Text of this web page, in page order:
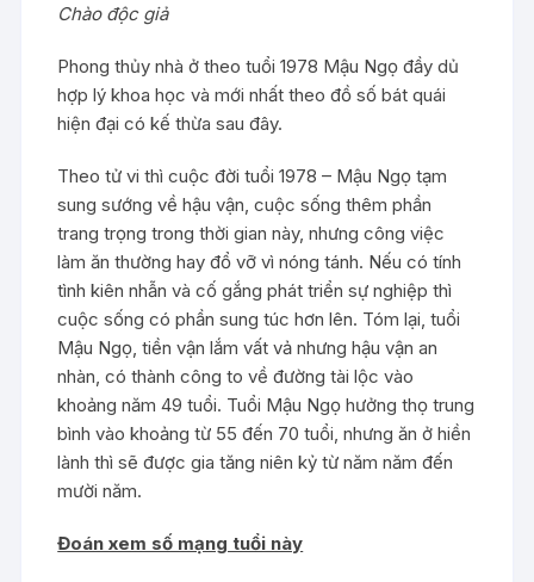
Chào độc giả
Phong thủy nhà ở theo tuổi 1978 Mậu Ngọ đầy dủ
hợp lý khoa học và mới nhất theo đồ số bát quái
hiện đại có kế thừa sau đây.
Theo tử vi thì cuộc đời tuổi 1978 – Mậu Ngọ tạm
sung sướng về hậu vận, cuộc sống thêm phần
trang trọng trong thời gian này, nhưng công việc
làm ăn thường hay đổ vỡ vì nóng tánh. Nếu có tính
tình kiên nhẫn và cố gắng phát triển sự nghiệp thì
cuộc sống có phần sung túc hơn lên. Tóm lại, tuổi
Mậu Ngọ, tiền vận lắm vất vả nhưng hậu vận an
nhàn, có thành công to về đường tài lộc vào
khoảng năm 49 tuổi. Tuổi Mậu Ngọ hưởng thọ trung
bình vào khoảng từ 55 đến 70 tuổi, nhưng ăn ở hiền
lành thì sẽ được gia tăng niên kỷ từ năm năm đến
mười năm.
Đoán xem số mạng tuổi này